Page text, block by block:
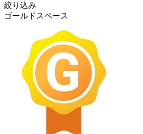
絞り込み
ゴールドスペース